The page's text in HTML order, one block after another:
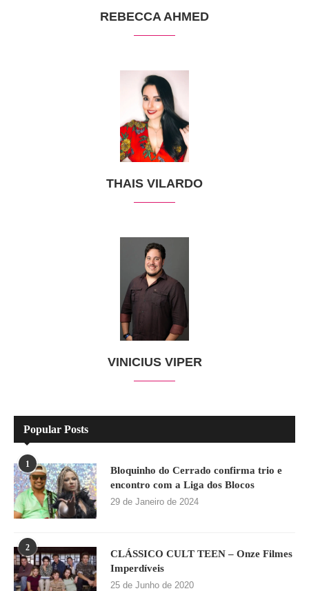
REBECCA AHMED
THAIS VILARDO
VINICIUS VIPER
Popular Posts
1
Bloquinho do Cerrado confirma trio e
encontro com a Liga dos Blocos
29 de Janeiro de 2024
2
CLÁSSICO CULT TEEN – Onze Filmes
Imperdíveis
25 de Junho de 2020